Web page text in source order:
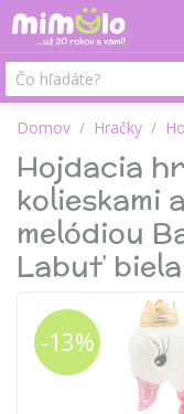
Domov Hračky
Hojdacia
kolieskami a
melódiou
Labuť biela
-13%